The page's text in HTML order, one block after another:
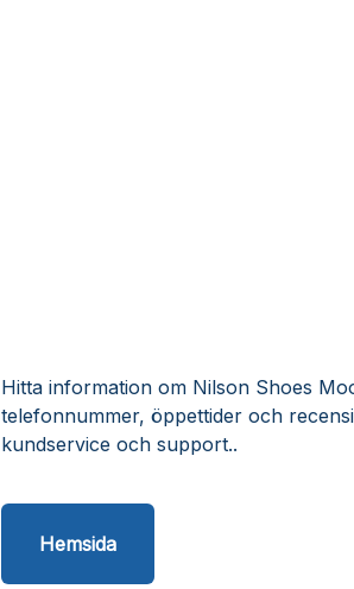
Hitta information om Nilson Shoes
telefonnummer, öppettider och
kundservice och support..
Hemsida